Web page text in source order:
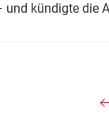
kündigte die